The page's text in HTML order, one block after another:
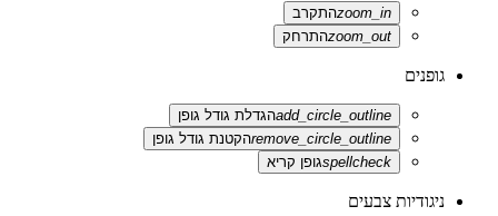
zoom_inהתקרב
zoom_outהתרחק
גופנים
add_circle_outlineהגדלת גודל גופן
remove_circle_outlineהקטנת גודל גופן
spellcheckגופן קריא
ניגודיות צבעים